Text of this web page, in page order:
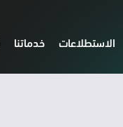
الاستطلاعات خدماتنا